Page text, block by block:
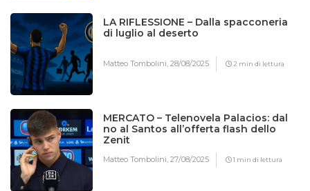
LA RIFLESSIONE – Dalla spacconeria
di luglio al deserto
Matteo Tombolini,28/08/2025 2 min di lettura
MERCATO – Telenovela Palacios: dal
no al Santos all’offerta flash dello
Zenit
Matteo Tombolini,27/08/2025 1 min di lettura